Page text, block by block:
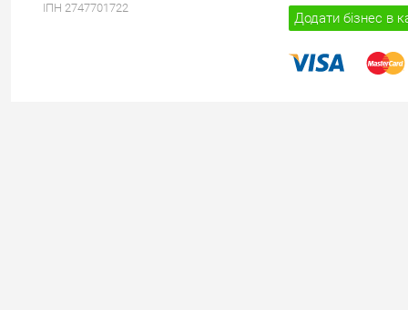
ІПН 2747701722
Додати бізнес в